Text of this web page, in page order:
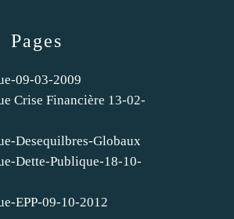
Pages
09-03-2009
Crise Financière 13-02-
Desequilbres-Globaux
Dette-Publique-18-10-
EPP-09-10-2012